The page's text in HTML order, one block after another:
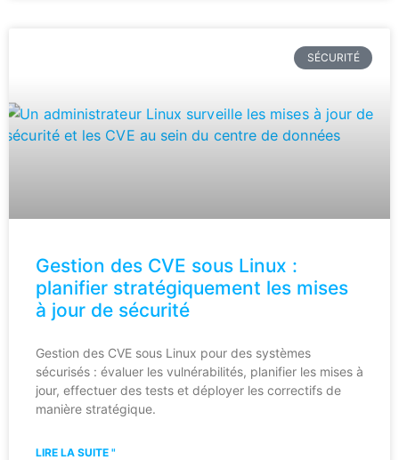
SÉCURITÉ
Gestion des CVE sous Linux :
planifier stratégiquement les mises
à jour de sécurité
Gestion des CVE sous Linux pour des systèmes
sécurisés : évaluer les vulnérabilités, planifier les mises à
jour, effectuer des tests et déployer les correctifs de
manière stratégique.
LIRE LA SUITE "